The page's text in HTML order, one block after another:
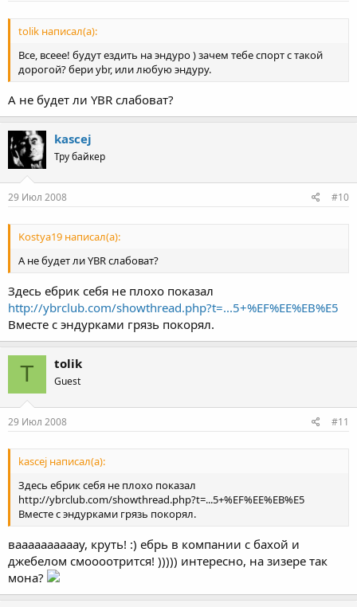
tolik написал(а):
Все, всеее! будут ездить на эндуро ) зачем тебе спорт с такой
дорогой? бери ybr, или любую эндуру.
А не будет ли YBR слабоват?
kascej
Тру байкер
29 Июл 2008 #10
Kostya19 написал(а):
А не будет ли YBR слабоват?
Здесь ебрик себя не плохо показал
http://ybrclub.com/showthread.php?t=...5+%EF%EE%EB%E5
Вместе с эндурками грязь покорял.
T tolik
Guest
29 Июл 2008 #11
kascej написал(а):
Здесь ебрик себя не плохо показал
http://ybrclub.com/showthread.php?t=...5+%EF%EE%EB%E5
Вместе с эндурками грязь покорял.
ваааааааааау, круть! :) ебрь в компании с бахой и
джебелом смоооотрится! ))))) интересно, на зизере так
мона?